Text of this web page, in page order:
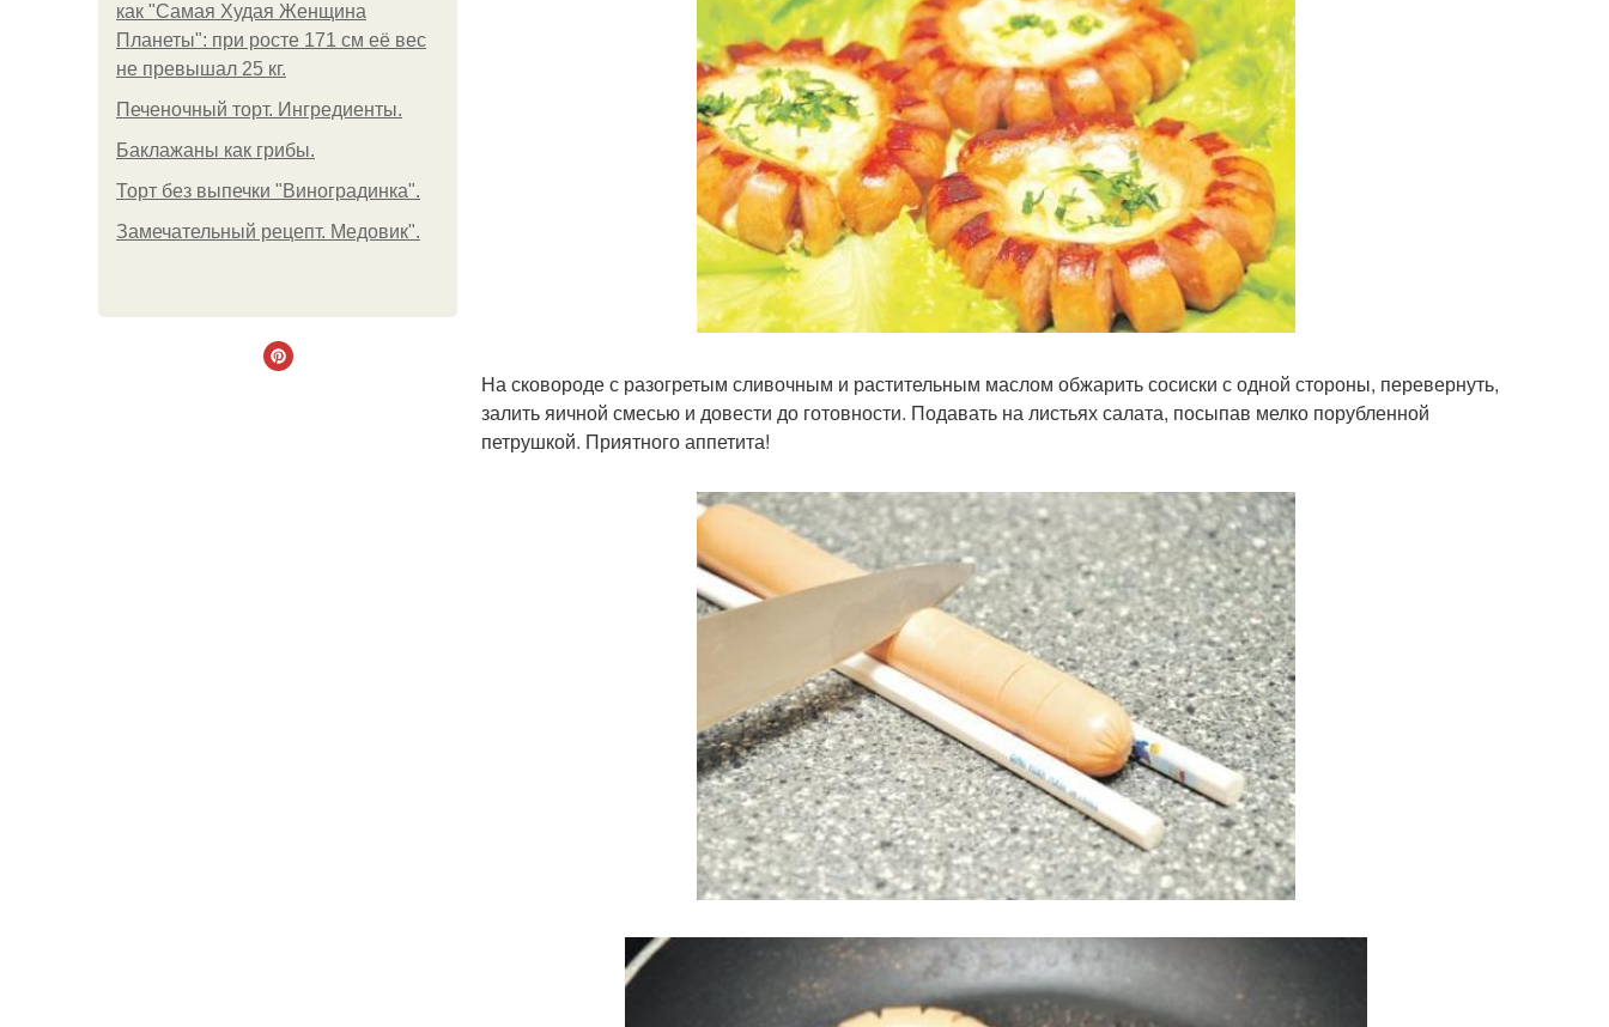
как "Самая Худая Женщина
Планеты": при росте 171 см её вес
не превышал 25 кг.
Печеночный торт. Ингредиенты.
Баклажаны как грибы.
Торт без выпечки "Виноградинка".
Замечательный рецепт. Медовик".
На сковороде с разогретым сливочным и растительным маслом обжарить сосиски с одной стороны, перевернуть,
залить яичной смесью и довести до готовности. Подавать на листьях салата, посыпав мелко порубленной
петрушкой. Приятного аппетита!